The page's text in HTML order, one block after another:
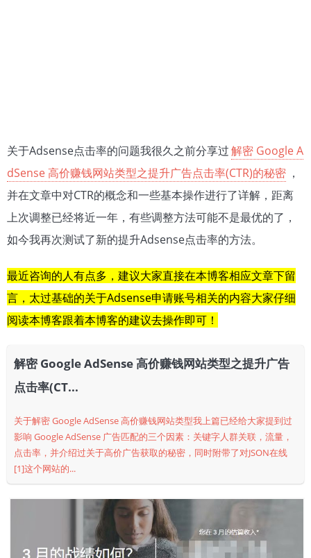
关于Adsense点击率的问题我很久之前分享过解密 Google A
dSense 高价赚钱网站类型之提升广告点击率(CTR)的秘密 ，
并在文章中对CTR的概念和一些基本操作进行了详解，距离
上次调整已经将近一年，有些调整方法可能不是最优的了，
如今我再次测试了新的提升Adsense点击率的方法。
最近咨询的人有点多，建议大家直接在本博客相应文章下留
言，太过基础的关于Adsense申请账号相关的内容大家仔细
阅读本博客跟着本博客的建议去操作即可！
解密 Google AdSense 高价赚钱网站类型之提升广告
点击率(CT...
关于解密 Google AdSense 高价赚钱网站类型我上篇已经给大家提到过
影响 Google AdSense 广告匹配的三个因素：关键字人群关联，流量，
点击率，并介绍过关于高价广告获取的秘密，同时附带了对JSON在线
[1]这个网站的...